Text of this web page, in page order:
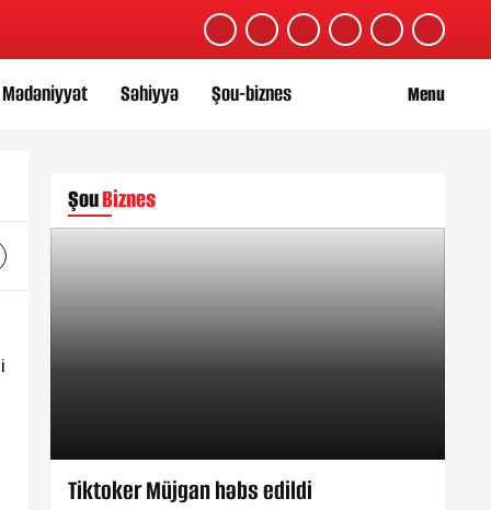
Mədəniyyət Səhiyyə Şou-biznes Menu
ŞouBiznes
Tiktoker Müjgan həbs edildi